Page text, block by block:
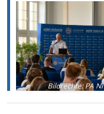
Bildrechte:PA NI